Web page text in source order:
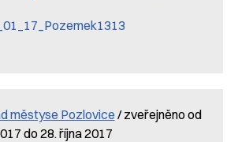
městyse Pozlovice / zveřejněno od
do 28. října 2017